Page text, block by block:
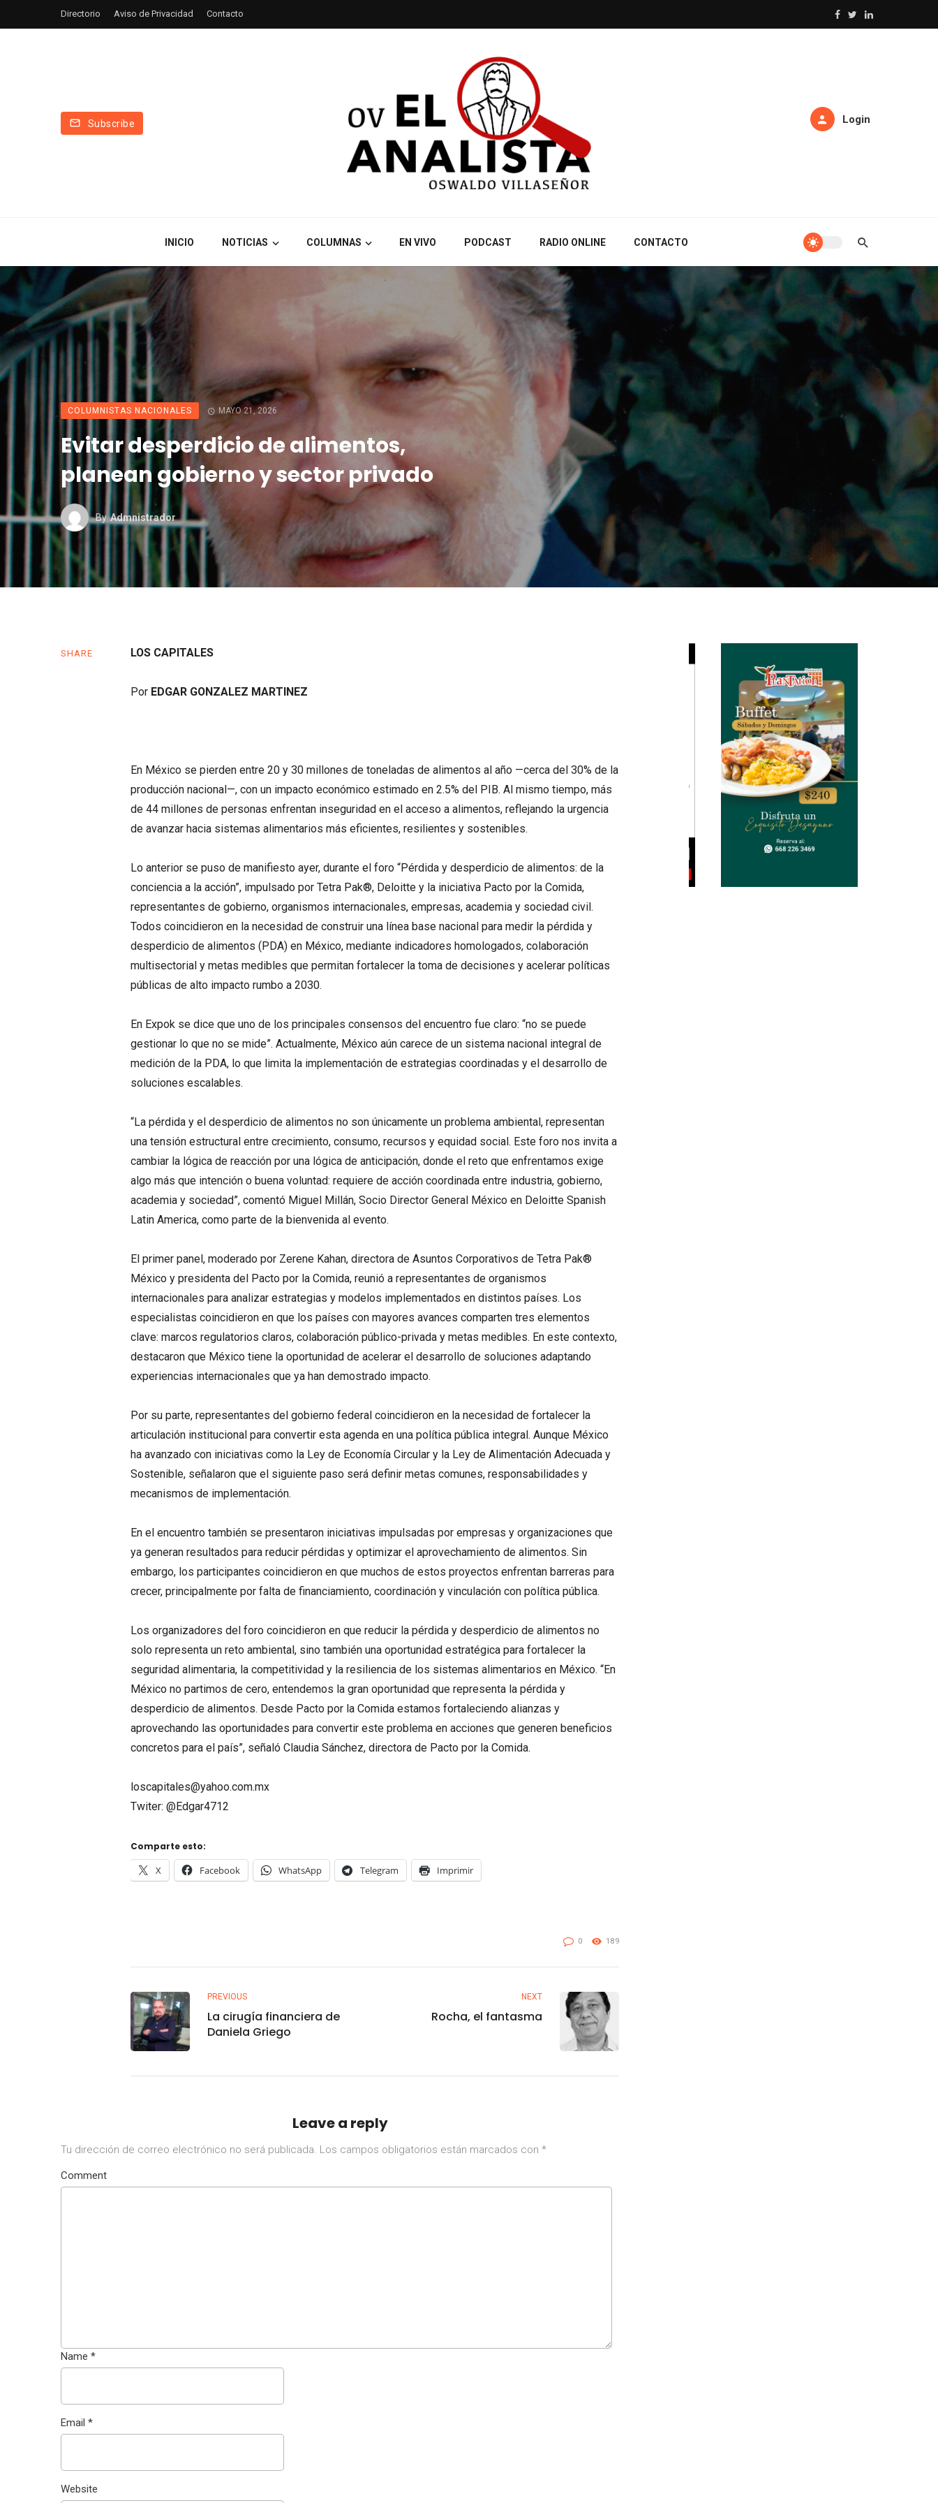
Directorio Aviso de Privacidad Contacto
Subscribe Login
INICIO NOTICIAS COLUMNAS EN VIVO PODCAST RADIO ONLINE CONTACTO
COLUMNISTAS NACIONALES MAYO 21, 2026
Evitar desperdicio de alimentos,
planean gobierno y sector privado
By Admnistrador
SHARE LOS CAPITALES
Por EDGAR GONZALEZ MARTINEZ
En México se pierden entre 20 y 30 millones de toneladas de alimentos al año —cerca del 30% de la
producción nacional—, con un impacto económico estimado en 2.5% del PIB. Al mismo tiempo, más
de 44 millones de personas enfrentan inseguridad en el acceso a alimentos, reflejando la urgencia
de avanzar hacia sistemas alimentarios más eficientes, resilientes y sostenibles.
Lo anterior se puso de manifiesto ayer, durante el foro “Pérdida y desperdicio de alimentos: de la
conciencia a la acción”, impulsado por Tetra Pak®, Deloitte y la iniciativa Pacto por la Comida,
representantes de gobierno, organismos internacionales, empresas, academia y sociedad civil.
Todos coincidieron en la necesidad de construir una línea base nacional para medir la pérdida y
desperdicio de alimentos (PDA) en México, mediante indicadores homologados, colaboración
multisectorial y metas medibles que permitan fortalecer la toma de decisiones y acelerar políticas
públicas de alto impacto rumbo a 2030.
En Expok se dice que uno de los principales consensos del encuentro fue claro: “no se puede
gestionar lo que no se mide”. Actualmente, México aún carece de un sistema nacional integral de
medición de la PDA, lo que limita la implementación de estrategias coordinadas y el desarrollo de
soluciones escalables.
“La pérdida y el desperdicio de alimentos no son únicamente un problema ambiental, representan
una tensión estructural entre crecimiento, consumo, recursos y equidad social. Este foro nos invita a
cambiar la lógica de reacción por una lógica de anticipación, donde el reto que enfrentamos exige
algo más que intención o buena voluntad: requiere de acción coordinada entre industria, gobierno,
academia y sociedad”, comentó Miguel Millán, Socio Director General México en Deloitte Spanish
Latin America, como parte de la bienvenida al evento.
El primer panel, moderado por Zerene Kahan, directora de Asuntos Corporativos de Tetra Pak®
México y presidenta del Pacto por la Comida, reunió a representantes de organismos
internacionales para analizar estrategias y modelos implementados en distintos países. Los
especialistas coincidieron en que los países con mayores avances comparten tres elementos
clave: marcos regulatorios claros, colaboración público-privada y metas medibles. En este contexto,
destacaron que México tiene la oportunidad de acelerar el desarrollo de soluciones adaptando
experiencias internacionales que ya han demostrado impacto.
Por su parte, representantes del gobierno federal coincidieron en la necesidad de fortalecer la
articulación institucional para convertir esta agenda en una política pública integral. Aunque México
ha avanzado con iniciativas como la Ley de Economía Circular y la Ley de Alimentación Adecuada y
Sostenible, señalaron que el siguiente paso será definir metas comunes, responsabilidades y
mecanismos de implementación.
En el encuentro también se presentaron iniciativas impulsadas por empresas y organizaciones que
ya generan resultados para reducir pérdidas y optimizar el aprovechamiento de alimentos. Sin
embargo, los participantes coincidieron en que muchos de estos proyectos enfrentan barreras para
crecer, principalmente por falta de financiamiento, coordinación y vinculación con política pública.
Los organizadores del foro coincidieron en que reducir la pérdida y desperdicio de alimentos no
solo representa un reto ambiental, sino también una oportunidad estratégica para fortalecer la
seguridad alimentaria, la competitividad y la resiliencia de los sistemas alimentarios en México. “En
México no partimos de cero, entendemos la gran oportunidad que representa la pérdida y
desperdicio de alimentos. Desde Pacto por la Comida estamos fortaleciendo alianzas y
aprovechando las oportunidades para convertir este problema en acciones que generen beneficios
concretos para el país”, señaló Claudia Sánchez, directora de Pacto por la Comida.
loscapitales@yahoo.com.mx
Twiter: @Edgar4712
Comparte esto:
X Facebook WhatsApp Telegram Imprimir
0 189
PREVIOUS
La cirugía financiera de
Daniela Griego
NEXT
Rocha, el fantasma
Leave a reply
Tu dirección de correo electrónico no será publicada. Los campos obligatorios están marcados con *
Comment
Name *
Email *
Website